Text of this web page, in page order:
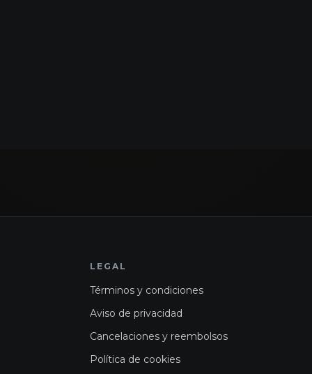
LEGAL
Términos y condiciones
Aviso de privacidad
Cancelaciones y reembolsos
Política de cookies